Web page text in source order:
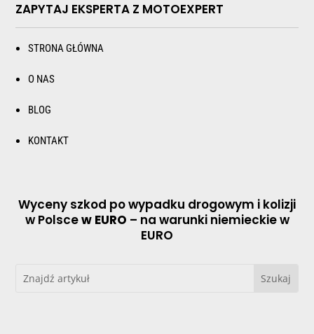
ZAPYTAJ EKSPERTA Z MOTOEXPERT
STRONA GŁÓWNA
O NAS
BLOG
KONTAKT
Wyceny szkod po wypadku drogowym i kolizji
w Polscew EURO – na warunki niemieckie w
EURO